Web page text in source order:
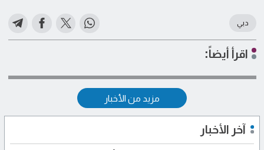
دبي
اقرأ أيضاً:
مزيد من الأخبار
آخر الأخبار